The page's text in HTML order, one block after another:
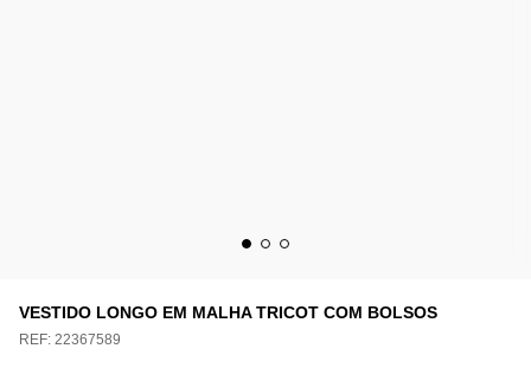
VESTIDO LONGO EM MALHA TRICOT COM BOLSOS
REF: 22367589